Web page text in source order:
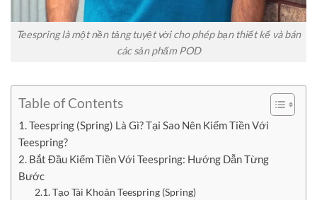
Teespring là một nền tảng tuyệt vời cho phép bạn thiết kế và bán
các sản phẩm POD
Table of Contents
1. Teespring (Spring) Là Gì? Tại Sao Nên Kiếm Tiền Với
Teespring?
2. Bắt Đầu Kiếm Tiền Với Teespring: Hướng Dẫn Từng
Bước
2.1. Tạo Tài Khoản Teespring (Spring)